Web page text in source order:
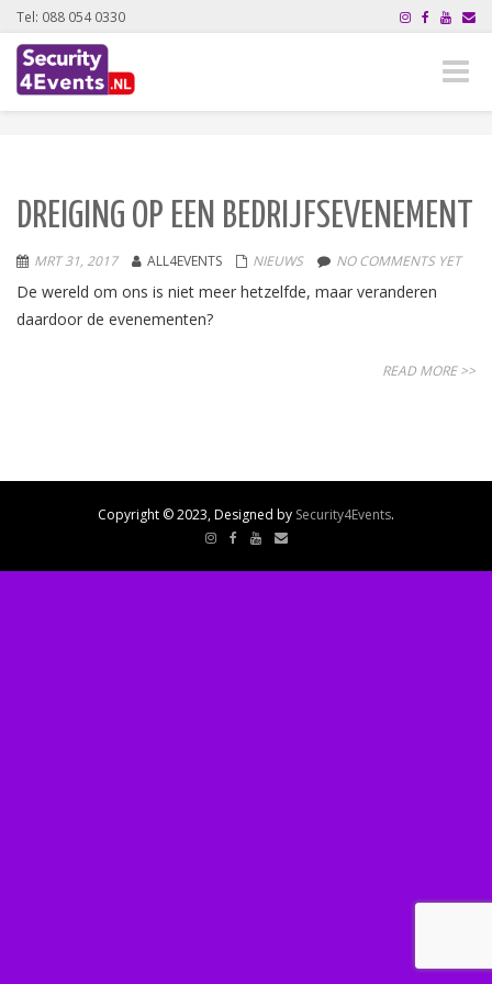
Tel: 088 054 0330
Toggle
DREIGING OP EEN BEDRIJFSEVENEMENT
MRT 31, 2017 ALL4EVENTS NIEUWS NO COMMENTS YET
De wereld om ons is niet meer hetzelfde, maar veranderen
daardoor de evenementen?
READ MORE >>
Copyright © 2023, Designed by Security4Events.